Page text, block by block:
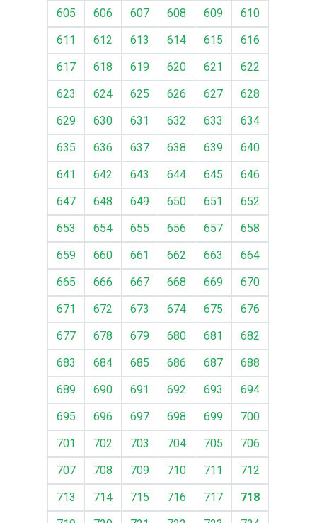
605
606 607 608 609
610
611
612 613 614 615
616
617
618 619 620 621
622
623
624 625 626 627
628
629
630 631 632 633
634
635
636 637 638 639
640
641
642 643 644 645
646
647
648 649 650 651
652
653
654 655 656 657
658
659
660 661 662 663
664
665
666 667 668 669
670
671
672 673 674 675
676
677
678 679 680 681
682
683
684 685 686 687
688
689
690 691 692 693
694
695
696 697 698 699
700
701
702 703 704 705
706
707
708 709 710 711
712
713
714 715 716 717
718